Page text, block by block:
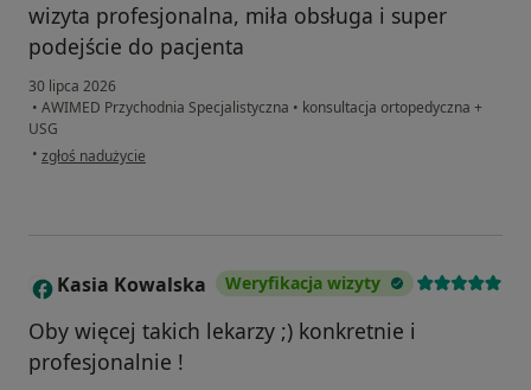
wizyta profesjonalna, miła obsługa i super
podejście do pacjenta
30 lipca 2026
• AWIMED Przychodnia Specjalistyczna • konsultacja ortopedyczna +
USG
• w opinii użytkownika mateusz
zgłoś nadużycie
K Kasia Kowalska Weryfikacja wizyty
Oby więcej takich lekarzy ;) konkretnie i
profesjonalnie !